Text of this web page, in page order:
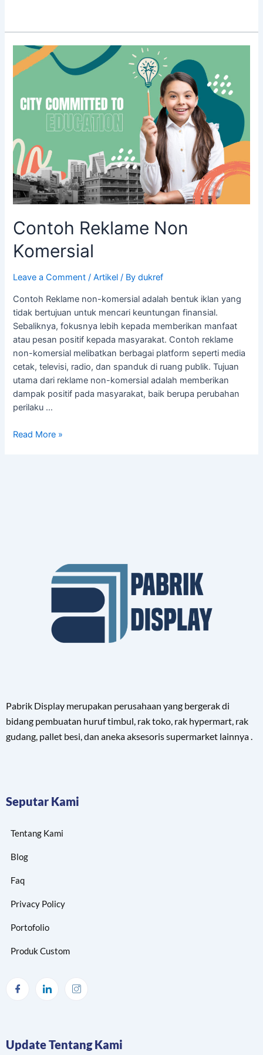
Contoh Reklame Non
Komersial
Leave a Comment /Artikel / Bydukref
Contoh Reklame non-komersial adalah bentuk iklan yang
tidak bertujuan untuk mencari keuntungan finansial.
Sebaliknya, fokusnya lebih kepada memberikan manfaat
atau pesan positif kepada masyarakat. Contoh reklame
non-komersial melibatkan berbagai platform seperti media
cetak, televisi, radio, dan spanduk di ruang publik. Tujuan
utama dari reklame non-komersial adalah memberikan
dampak positif pada masyarakat, baik berupa perubahan
perilaku …
Contoh
Reklame
Non
Read More »
Pabrik Display merupakan perusahaan yang bergerak di
bidang pembuatan huruf timbul, rak toko, rak hypermart, rak
gudang, pallet besi, dan aneka aksesoris supermarket lainnya .
Seputar Kami
Tentang Kami
Blog
Faq
Privacy Policy
Portofolio
Produk Custom
Update Tentang Kami